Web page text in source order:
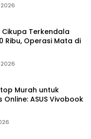
Cikupa Terkendala
Ribu, Operasi Mata di
Murah untuk
ASUS Vivobook